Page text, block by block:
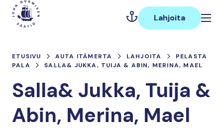
Hyppää
sisältöön
Päävalikko
Lahjoita
ETUSIVU AUTA ITÄMERTA LAHJOITA
PELASTA
PALA
SALLA& JUKKA, TUIJA & ABIN, MERINA, MAEL
Salla& Jukka, Tuija &
Abin, Merina, Mael